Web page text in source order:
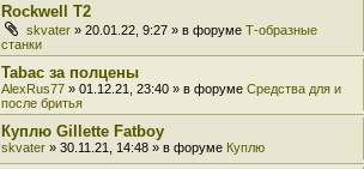
Rockwell T2
skvater » 20.01.22, 9:27 » в форуме Т-образные
станки
Tabac за полцены
AlexRus77 » 01.12.21, 23:40 » в форуме Средства для и
после бритья
Куплю Gillette Fatboy
skvater » 30.11.21, 14:48 » в форуме Куплю